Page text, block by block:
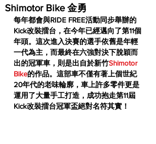
Shimotor Bike 金勇
每年都會與RIDE FREE活動同步舉辦的
Kick改裝擂台，在今年已經邁向了第11個
年頭。這次進入決賽的選手依舊是年輕
一代為主，而最終在六強對決下脫穎而
出的冠軍車，則是出自於新竹Shimotor
Bike的作品。這部車不僅有著上個世紀
20年代的老味輪廓，車上許多零件更是
運用了大量手工打造，成功抱走第11屆
Kick改裝擂台冠軍盃絕對名符其實！